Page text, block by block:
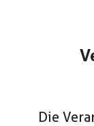
Die